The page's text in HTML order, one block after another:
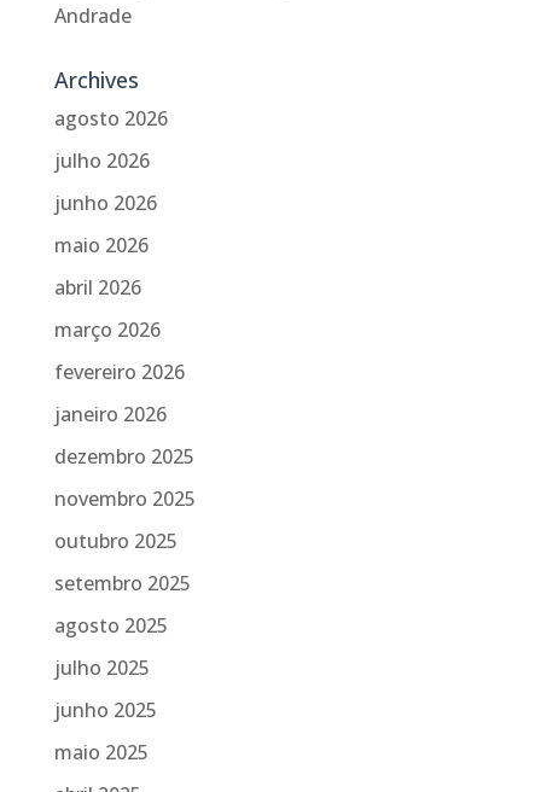
Andrade
Archives
agosto 2026
julho 2026
junho 2026
maio 2026
abril 2026
março 2026
fevereiro 2026
janeiro 2026
dezembro 2025
novembro 2025
outubro 2025
setembro 2025
agosto 2025
julho 2025
junho 2025
maio 2025